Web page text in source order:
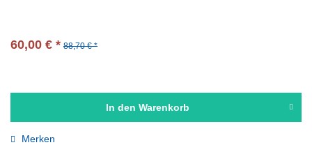
60,00 € * 88,70 € *
In den Warenkorb
Merken